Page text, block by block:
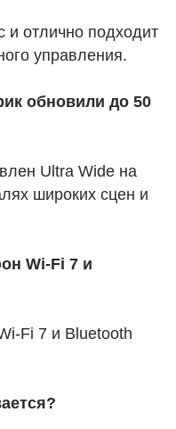
и отлично подходит
управления.
обновили до 50
Ultra Wide на
широких сцен и
Wi-Fi 7 и
Fi 7 и Bluetooth